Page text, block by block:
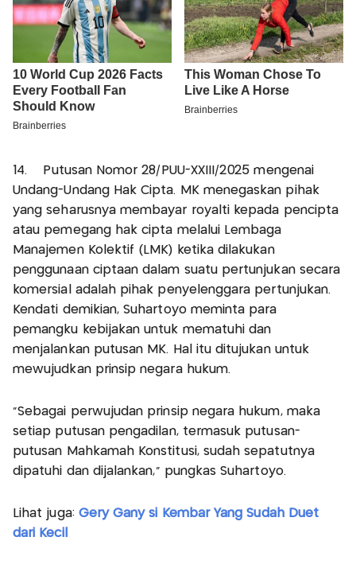
14. Putusan Nomor 28/PUU-XXIII/2025 mengenai
Undang-Undang Hak Cipta. MK menegaskan pihak
yang seharusnya membayar royalti kepada pencipta
atau pemegang hak cipta melalui Lembaga
Manajemen Kolektif (LMK) ketika dilakukan
penggunaan ciptaan dalam suatu pertunjukan secara
komersial adalah pihak penyelenggara pertunjukan.
Kendati demikian, Suhartoyo meminta para
pemangku kebijakan untuk mematuhi dan
menjalankan putusan MK. Hal itu ditujukan untuk
mewujudkan prinsip negara hukum.
"Sebagai perwujudan prinsip negara hukum, maka
setiap putusan pengadilan, termasuk putusan-
putusan Mahkamah Konstitusi, sudah sepatutnya
dipatuhi dan dijalankan," pungkas Suhartoyo.
Lihat juga: Gery Gany si Kembar Yang Sudah Duet
dari Kecil